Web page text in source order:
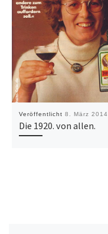
Veröffentlicht 8. März 2014
Die 1920. von allen.